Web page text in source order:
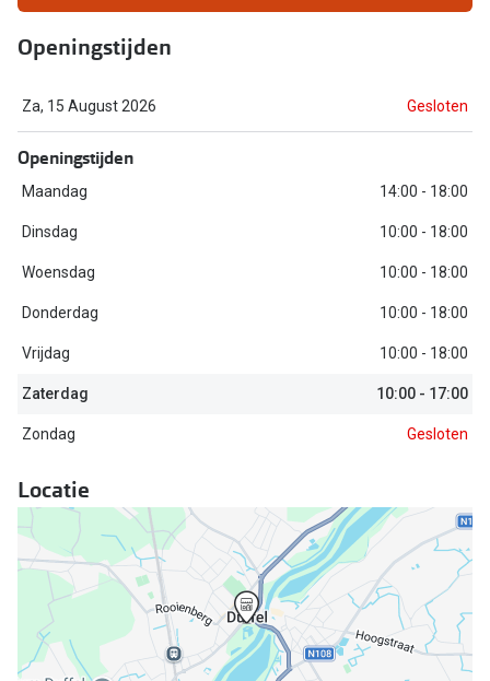
Ray-Ban
Seen
Vogue
Ralph Lauren
Burberry
Oakley
Alle brillen merken
Online hulp & advies
Bril online kopen in maar 4 stappen
Soorten brillenglazen
Bril online passen
Meekleurende glazen
Nachtbril
Bausch +
Proclear
Alle
Online
Doe de
Openingstijden
Za, 15 August 2026 Gesloten
Openingstijden
Maandag 14:00 - 18:00
Dinsdag 10:00 - 18:00
Woensdag 10:00 - 18:00
Donderdag 10:00 - 18:00
Vrijdag 10:00 - 18:00
Zaterdag 10:00 - 17:00
Zondag Gesloten
Locatie